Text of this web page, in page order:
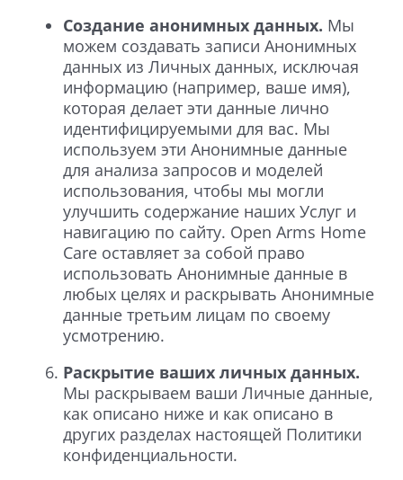
Создание анонимных данных. Мы
можем создавать записи Анонимных
данных из Личных данных, исключая
информацию (например, ваше имя),
которая делает эти данные лично
идентифицируемыми для вас. Мы
используем эти Анонимные данные
для анализа запросов и моделей
использования, чтобы мы могли
улучшить содержание наших Услуг и
навигацию по сайту. Open Arms Home
Care оставляет за собой право
использовать Анонимные данные в
любых целях и раскрывать Анонимные
данные третьим лицам по своему
усмотрению.
Раскрытие ваших личных данных.
Мы раскрываем ваши Личные данные,
как описано ниже и как описано в
других разделах настоящей Политики
конфиденциальности.